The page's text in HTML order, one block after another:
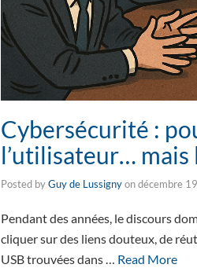
Cybersécurité :
l’utilisateur…
Posted byGuy de Lussignyondécembre
Pendant des années, le discours
cliquer sur des liens douteux, de
USB trouvées dans … Read More